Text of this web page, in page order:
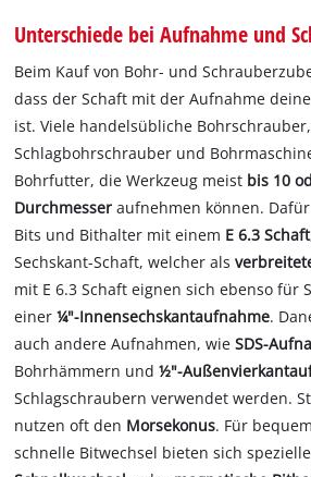
Unterschiede bei Aufnahme und
Beim Kauf von Bohr- und
dass der Schaft mit der Aufnahme
ist. Viele handelsübliche
Schlagbohrschrauber und
Bohrfutter, die Werkzeug meist bis 10
Durchmesser aufnehmen können.
Bits und Bithalter mit einem E 6.3 Schaft
Sechskant-Schaft, welcher als
mit E 6.3 Schaft eignen sich ebenso für
einer¼"-Innensechskantaufnahme.
auch andere Aufnahmen, wieSDS-
Bohrhämmern und½"-
Schlagschraubern verwendet werden.
nutzen oft den Morsekonus. Für
schnelle Bitwechsel bieten sich